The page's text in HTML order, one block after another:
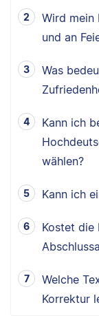
Wird mein
und an
Was
Kann ich
wählen?
Kann ich
Kostet die
Welche
Korrektur